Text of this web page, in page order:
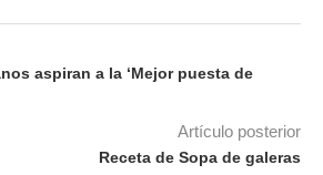
aspiran a la ‘Mejor puesta de
Artículo posterior
Receta de Sopa de galeras